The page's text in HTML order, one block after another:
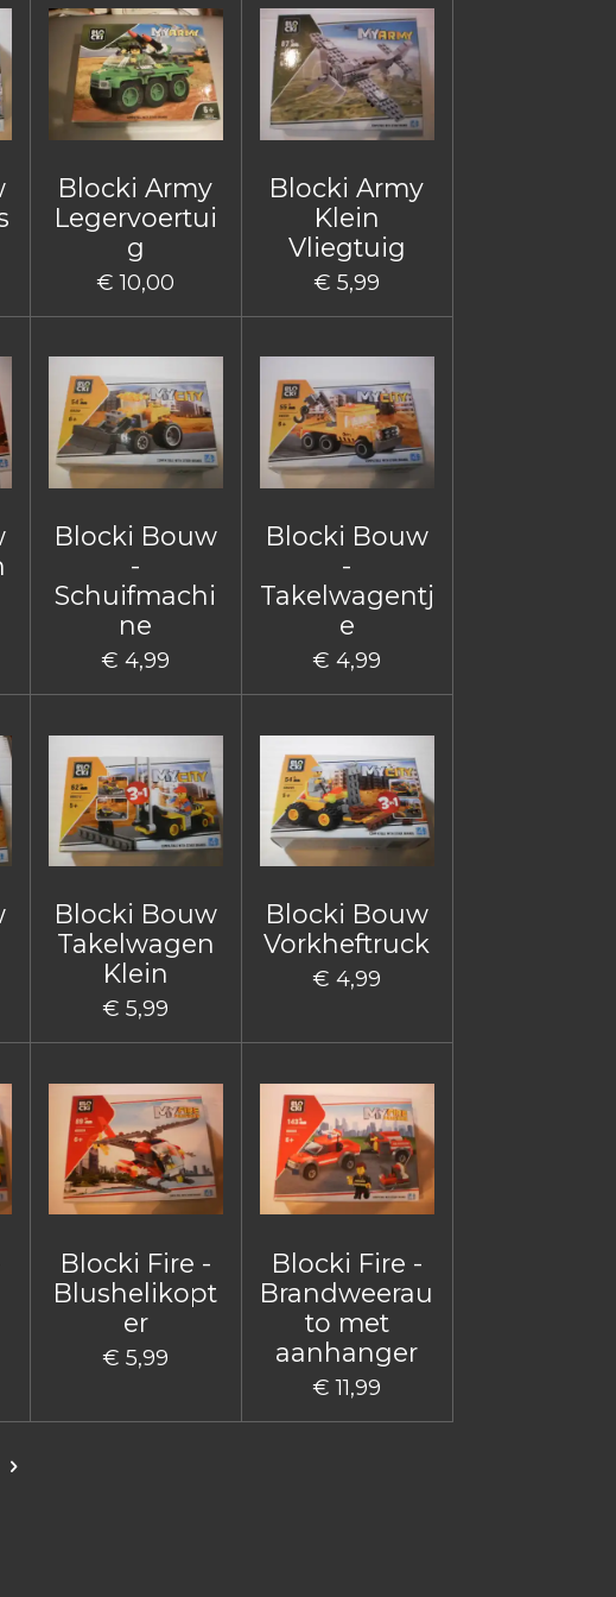
Blocki Army
Legervoertui
g
€ 10,00
Blocki Army
Klein
Vliegtuig
€ 5,99
Blocki Bouw
-
Schuifmachi
ne
€ 4,99
Blocki Bouw
-
Takelwagentj
e
€ 4,99
Blocki Bouw
Takelwagen
Klein
€ 5,99
Blocki Bouw
Vorkheftruck
€ 4,99
Blocki Fire -
Blushelikopt
er
€ 5,99
Blocki Fire -
Brandweerau
to met
aanhanger
€ 11,99